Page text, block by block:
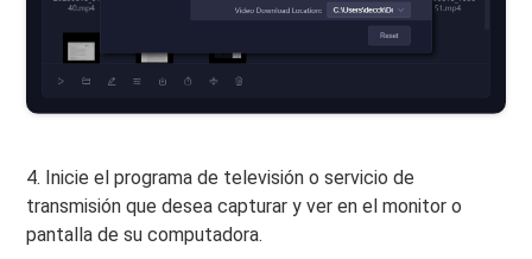
4. Inicie el programa de televisión o servicio de
transmisión que desea capturar y ver en el monitor o
pantalla de su computadora.